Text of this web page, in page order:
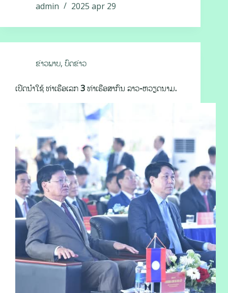
admin
2025 apr 29
ຂ່າວພາບ, ບົດຂ່າວ
ເປີດນໍາໃຊ້ ທ່າເຮືອເລກ 3 ທ່າເຮືອສາກົນ ລາວ-ຫວຽດນາມ.